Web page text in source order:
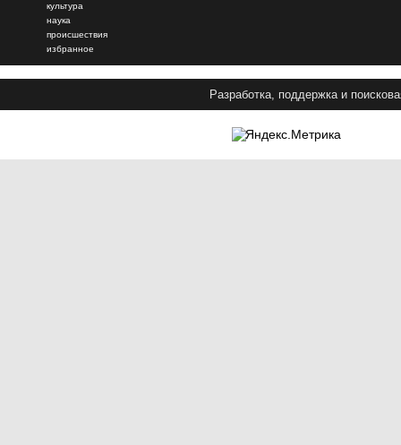
культура
наука
происшествия
избранное
Разработка, поддержка и